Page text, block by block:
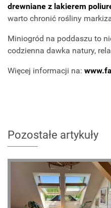
drewniane z lakierem
warto chronić rośliny
Miniogród na poddaszu to
codzienna dawka natury,
Więcej informacji na:
Pozostałe artykuły